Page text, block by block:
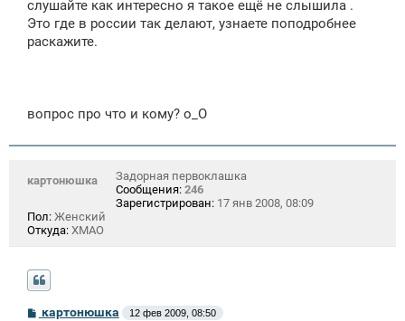
щ
е
н
и
слушайте как интересно я такое ещё не слышила .
Это где в россии так делают, узнаете поподробнее
раскажите.
вопрос про что и кому? о_О
картонюшка
Задорная первоклашка
Сообщения: 246
Зарегистрирован: 17 янв 2008, 08:09
Пол: Женский
Откуда: ХМАО
Скартонюшка 12 фев 2009, 08:50